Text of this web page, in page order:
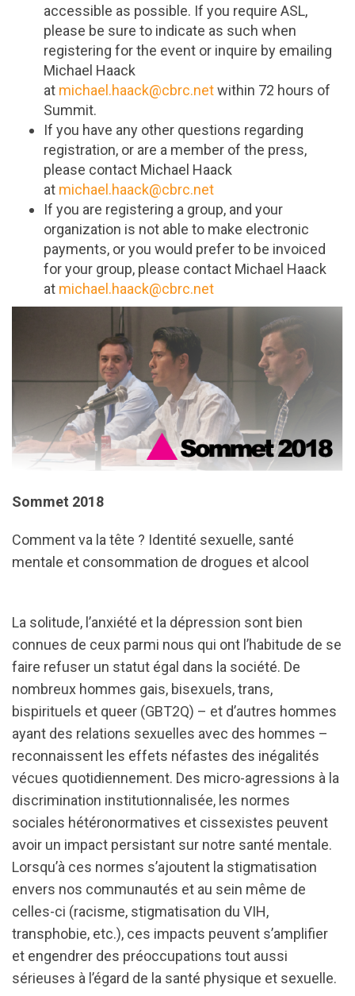
accessible as possible. If you require ASL,
please be sure to indicate as such when
registering for the event or inquire by emailing
Michael Haack
at michael.haack@cbrc.netwithin 72 hours of
Summit.
If you have any other questions regarding
registration, or are a member of the press,
please contact Michael Haack
at michael.haack@cbrc.net
If you are registering a group, and your
organization is not able to make electronic
payments, or you would prefer to be invoiced
for your group, please contact Michael Haack
at michael.haack@cbrc.net
Sommet 2018
Comment va la tête ? Identité sexuelle, santé
mentale et consommation de drogues et alcool
La solitude, l’anxiété et la dépression sont bien
connues de ceux parmi nous qui ont l’habitude de se
faire refuser un statut égal dans la société. De
nombreux hommes gais, bisexuels, trans,
bispirituels et queer (GBT2Q) – et d’autres hommes
ayant des relations sexuelles avec des hommes –
reconnaissent les effets néfastes des inégalités
vécues quotidiennement. Des micro-agressions à la
discrimination institutionnalisée, les normes
sociales hétéronormatives et cissexistes peuvent
avoir un impact persistant sur notre santé mentale.
Lorsqu’à ces normes s’ajoutent la stigmatisation
envers nos communautés et au sein même de
celles-ci (racisme, stigmatisation du VIH,
transphobie, etc.), ces impacts peuvent s’amplifier
et engendrer des préoccupations tout aussi
sérieuses à l’égard de la santé physique et sexuelle.